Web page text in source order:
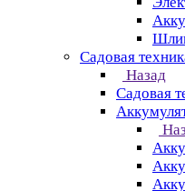
Cадовая
Назад
Cадовая